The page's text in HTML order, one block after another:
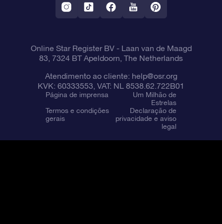
Online Star Register BV- Laan van de Maagd
83, 7324 BT Apeldoorn, The Netherlands
Atendimento ao cliente: help@osr.org
KVK: 60333553, VAT: NL 8538.62.722B01
Página de imprensa
Um Milhão de
Estrelas
Termos e condições
gerais
Declaração de
privacidade e aviso
legal